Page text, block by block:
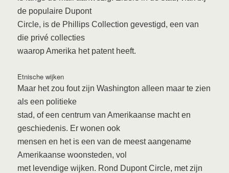
de populaire Dupont
Circle, is de Phillips Collection gevestigd, een van
die privé collecties
waarop Amerika het patent heeft.
Etnische wijken
Maar het zou fout zijn Washington alleen maar te zien
als een politieke
stad, of een centrum van Amerikaanse macht en
geschiedenis. Er wonen ook
mensen en het is een van de meest aangename
Amerikaanse woonsteden, vol
met levendige wijken. Rond Dupont Circle, met zijn